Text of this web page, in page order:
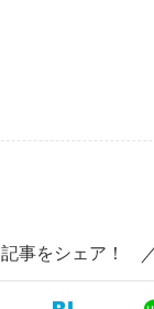
記事をシェア！